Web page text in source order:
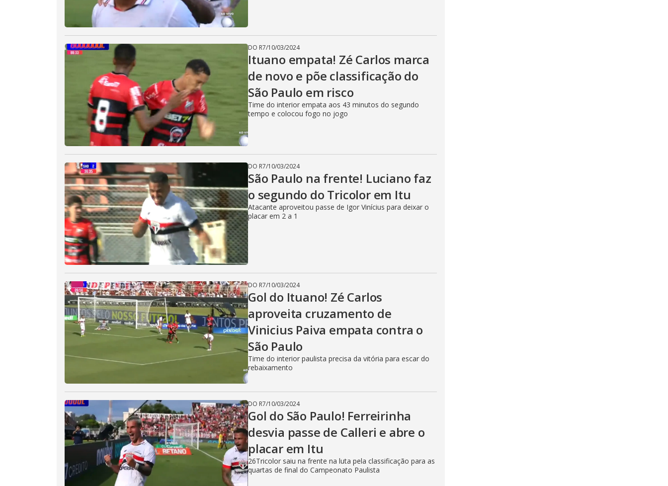
DO R7/10/03/2024
Ituano empata! Zé Carlos marca
de novo e põe classificação do
São Paulo em risco
Time do interior empata aos 43 minutos do segundo
tempo e colocou fogo no jogo
DO R7/10/03/2024
São Paulo na frente! Luciano faz
o segundo do Tricolor em Itu
Atacante aproveitou passe de Igor Vinícius para deixar o
placar em 2 a 1
DO R7/10/03/2024
Gol do Ituano! Zé Carlos
aproveita cruzamento de
Vinicius Paiva empata contra o
São Paulo
Time do interior paulista precisa da vitória para escar do
rebaixamento
DO R7/10/03/2024
Gol do São Paulo! Ferreirinha
desvia passe de Calleri e abre o
placar em Itu
26Tricolor saiu na frente na luta pela classificação para as
quartas de final do Campeonato Paulista